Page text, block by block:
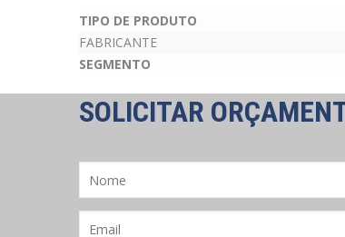
TIPO DE PRODUTO
FABRICANTE
SEGMENTO
SOLICITAR